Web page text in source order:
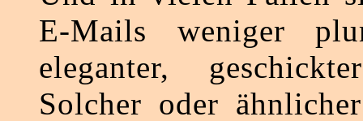
E-Mails weniger
eleganter,
Solcher oder